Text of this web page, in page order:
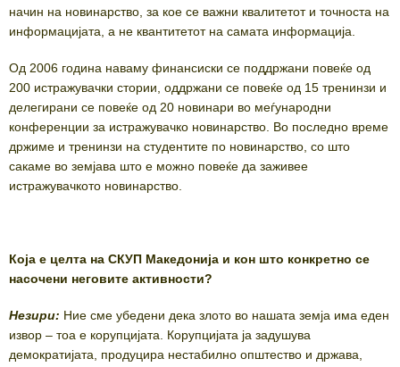
начин на новинарство, за кое се важни квалитетот и точноста на
информацијата, а не квантитетот на самата информација.
Од 2006 година наваму финансиски се поддржани повеќе од
200 истражувачки стории, оддржани се повеќе од 15 тренинзи и
делегирани се повеќе од 20 новинари во меѓународни
конференции за истражувачко новинарство. Во последно време
држиме и тренинзи на студентите по новинарство, со што
сакаме во земјава што е можно повеќе да заживее
истражувачкото новинарство.
Која е целта на СКУП Македонија и кон што конкретно се
насочени неговите активности?
Незири: Ние сме убедени дека злото во нашата земја има еден
извор – тоа е корупцијата. Корупцијата ја задушува
демократијата, продуцира нестабилно општество и држава,